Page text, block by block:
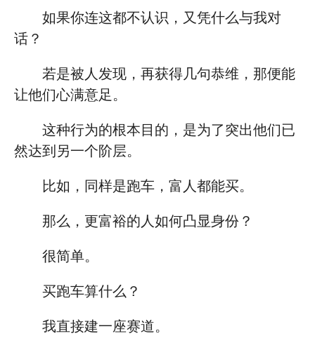
如果你连这都不认识，又凭什么与我对
话？
若是被人发现，再获得几句恭维，那便能
让他们心满意足。
这种行为的根本目的，是为了突出他们已
然达到另一个阶层。
比如，同样是跑车，富人都能买。
那么，更富裕的人如何凸显身份？
很简单。
买跑车算什么？
我直接建一座赛道。